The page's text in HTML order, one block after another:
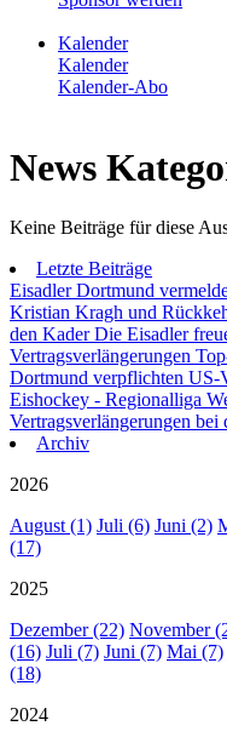
Kalender
Kalender
Kalender-Abo
News
Keine Beiträge für diese
Letzte Beiträge
Eisadler Dortmund
Kristian Kragh und
den KaderDie Eisadler
Vertragsverlängerungen
Dortmund verpflichten US-
Eishockey - Regionalliga
Vertragsverlängerungen bei
Archiv
2026
August (1) Juli (6) Juni (2)
(17)
2025
Dezember (22) November
(16) Juli (7) Juni (7) Mai (7)
(18)
2024